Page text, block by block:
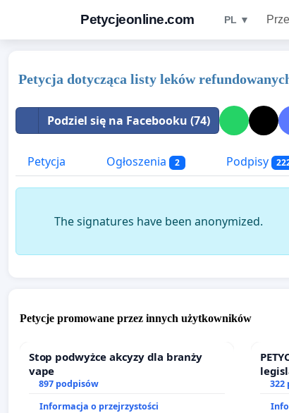
Petycjeonline.com PL ▼
Petycja dotycząca listy leków
Podziel się na Facebooku (74)
Petycja Ogłoszenia 2 Podpisy
The signatures have been anonymized.
Petycje promowane przez innych użytkowników
Stop podwyżce akcyzy dla branży
vape
897 podpisów
Informacja o przejrzystości
322